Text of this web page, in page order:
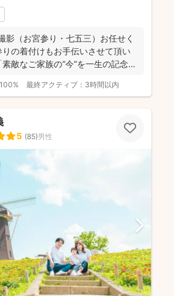
影（お宮参り・七五三）お任せく
の着付けもお手伝いさせて頂い
敵なご家族の“今”を一生の記念
100% 最終アクティブ： 3時間以内
5 (85)男性